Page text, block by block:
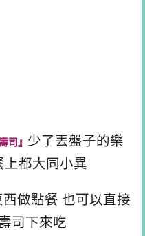
司』 少了丟盤子的樂
上都大同小異
做點餐 也可以直接
司下來吃